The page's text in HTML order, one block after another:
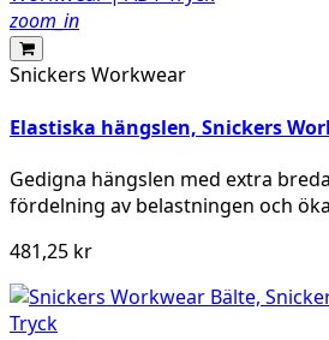
zoom_in
Snickers Workwear
Elastiska hängslen, Snickers
Gedigna hängslen med extra
fördelning av belastningen och
481,25 kr